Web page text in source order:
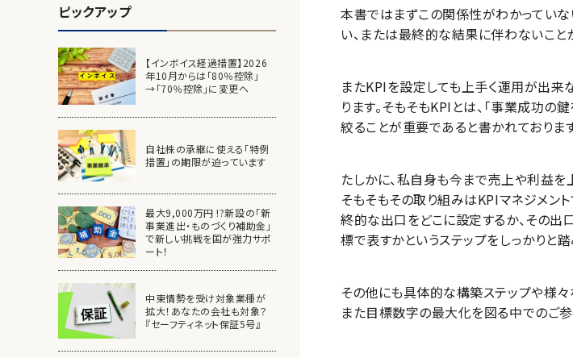
本書ではまずこの関係性がわかってい
い、または最終的な結果に伴わないこと
またKPIを設定しても上手く運用が出来
ります。そもそもKPIとは、「事業成功
絞ることが重要であると書かれております
たしかに、私自身も今まで売上や利益を
そもそもその取り組みはKPIマネジメン
終的な出口をどこに設定するか、その出
標で表すかというステップをしっかりと
その他にも具体的な構築ステップや様々
また目標数字の最大化を図る中でのご
ピックアップ
【インボイス経過措置】2026
年10月からは「80％控除」
→「70％控除」に変更へ
自社株の承継に使える「特例
措置」の期限が迫っています
最大9,000万円 !?新設の「新
事業進出・ものづくり補助金」
で新しい挑戦を国が強力サポ
ート！
中東情勢を受け対象業種が
拡大！あなたの会社も対象？
『セーフティネット保証5号』